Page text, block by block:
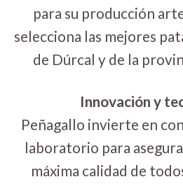
para su producción
selecciona las mejores
de Dúrcal y de la
Innovación y
Peñagallo invierte en
laboratorio para
máxima calidad de